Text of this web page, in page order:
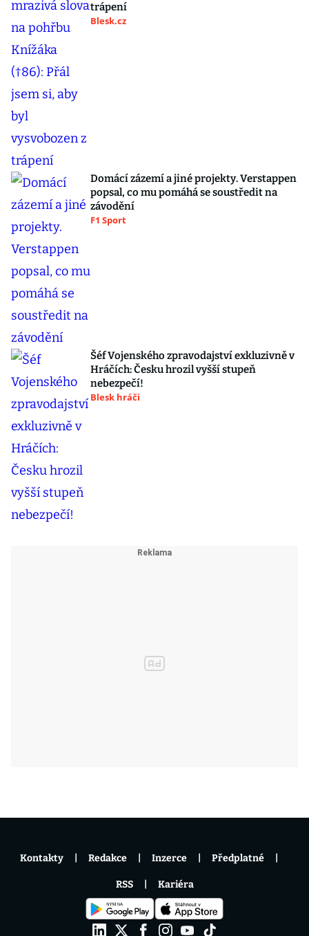
trápení
Blesk.cz
Domácí zázemí a jiné projekty. Verstappen
popsal, co mu pomáhá se soustředit na
závodění
F1 Sport
Šéf Vojenského zpravodajství exkluzivně v
Hráčích: Česku hrozil vyšší stupeň
nebezpečí!
Blesk hráči
Kontakty Redakce Inzerce Předplatné
RSS Kariéra